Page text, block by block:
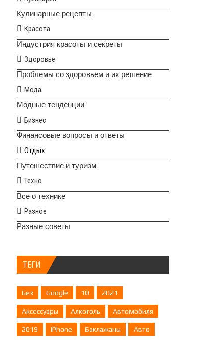
Кулинарные рецепты
Красота
Индустрия красоты и секреты
Здоровье
Проблемы со здоровьем и их решение
Мода
Модные тенденции
Бизнес
Финансовые вопросы и ответы
Отдых
Путешествие и туризм
Техно
Все о технике
Разное
Разные советы
ТЕГИ
Без Google 10 2021
Аксессуары Алкоголь Автомобиля
2019 IPhone Баклажаны Авто